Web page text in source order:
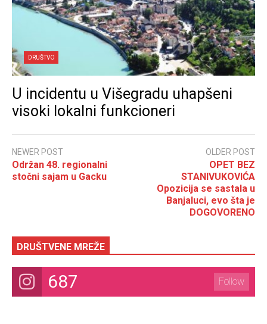
DRUŠTVO
U incidentu u Višegradu uhapšeni
visoki lokalni funkcioneri
NEWER POST
Održan 48. regionalni
stočni sajam u Gacku
OLDER POST
OPET BEZ
STANIVUKOVIĆA
Opozicija se sastala u
Banjaluci, evo šta je
DOGOVORENO
DRUŠTVENE MREŽE
687 Follow